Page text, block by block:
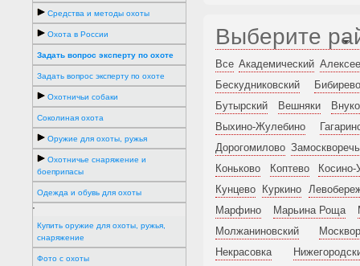
Средства и методы охоты
Охота в России
Задать вопрос эксперту по охоте
Задать вопрос эксперту по охоте
Охотничьи собаки
Соколиная охота
Оружие для охоты, ружья
Охотничье снаряжение и
боеприпасы
Одежда и обувь для охоты
'
Купить оружие для охоты, ружья,
снаряжение
Фото с охоты
Выберите
Все Академический
Бескудниковский
Бибирево
Бутырский
Вешняки
Выхино-Жулебино
Дорогомилово
Коньково
Коптево
Косино-
Кунцево
Куркино
Марфино
Марьина Роща
Молжаниновский
Некрасовка